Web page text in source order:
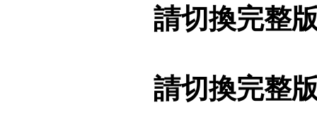
請切換完整
請切換完整